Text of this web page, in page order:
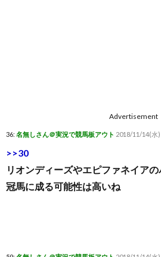
Advertisement
36: 名無しさん＠実況で競馬板アウト 2018/11/14(水
>>30
リオンディーズやエピファネイア
冠馬に成る可能性は高いね